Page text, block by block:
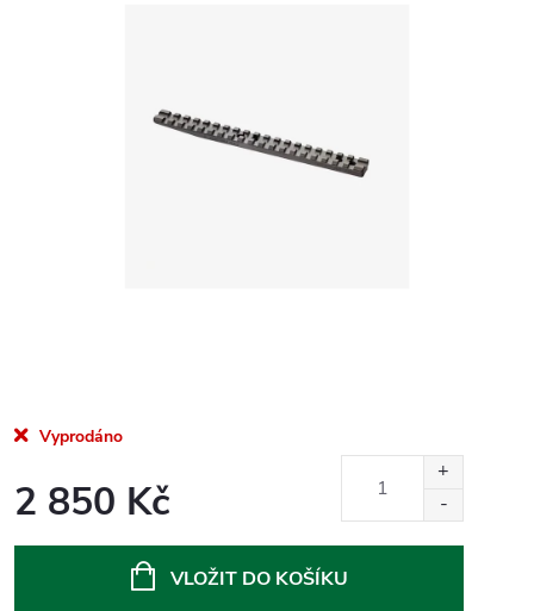
Vyprodáno
2 850 Kč
VLOŽIT DO KOŠÍKU